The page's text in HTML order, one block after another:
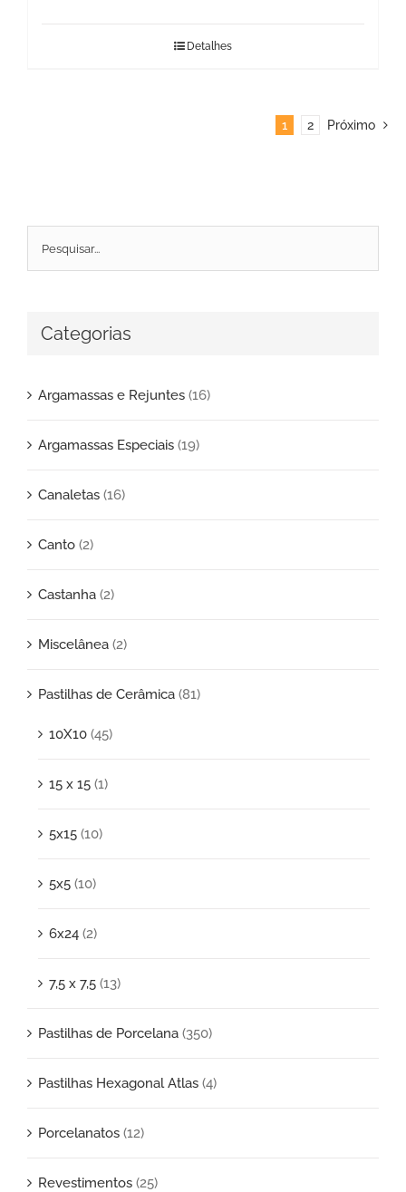
Detalhes
1 2 Próximo
Categorias
Argamassas e Rejuntes (16)
Argamassas Especiais (19)
Canaletas (16)
Canto (2)
Castanha (2)
Miscelânea (2)
Pastilhas de Cerâmica (81)
10X10 (45)
15 x 15 (1)
5x15 (10)
5x5 (10)
6x24 (2)
7,5 x 7,5 (13)
Pastilhas de Porcelana (350)
Pastilhas Hexagonal Atlas (4)
Porcelanatos (12)
Revestimentos (25)